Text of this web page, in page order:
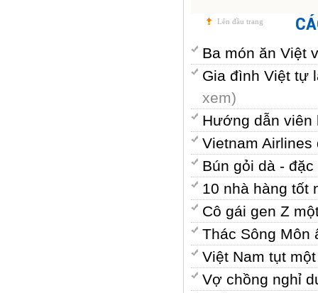
Lên đầu trang
Ba món ăn Việt
Gia đình Việt tự
xem)
Hướng dẫn
Vietnam
Bún gỏi dà -
10 nhà hàng tốt
Cô gái gen Z
Thác Sông
Việt Nam tụt
Vợ chồng nghỉ